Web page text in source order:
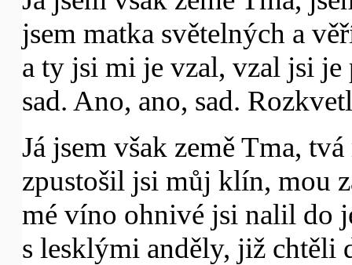
jsem matka světelných a
a ty jsi mi je vzal, vzal jsi
sad. Ano, ano, sad.
Já jsem však země Tma,
zpustošil jsi můj klín, mou
mé víno ohnivé jsi nalil do
s lesklými anděly, již chtěli